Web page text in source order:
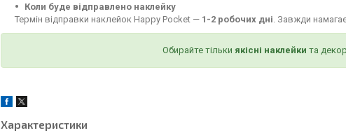
Коли буде відправлено наклейку
Термін відправки наклейок Happy Pocket — 1-2 робочих дні . Завжди
Обирайте тільки якісні наклейки та
Характеристики